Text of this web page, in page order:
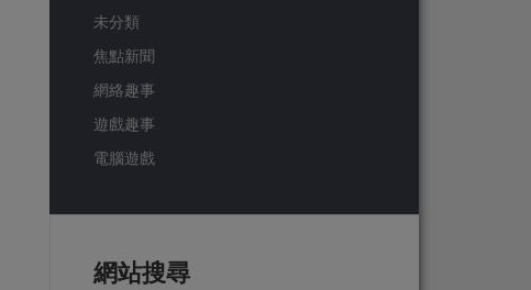
未分類
焦點新聞
網絡趣事
遊戲趣事
電腦遊戲
網站搜尋